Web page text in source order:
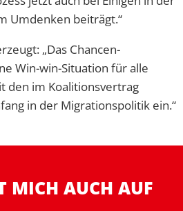
Umdenken beiträgt.“
„Das Chancen-
Win-win-Situation für alle
den im Koalitionsvertrag
in der Migrationspolitik ein.“
MICH AUCH AUF